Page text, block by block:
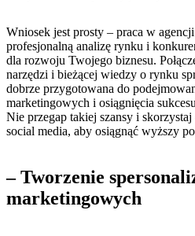
Wniosek ⁣jest prosty – praca w
profesjonalną analizę rynku‌ i
dla rozwoju Twojego biznesu.
narzędzi i⁣ bieżącej wiedzy o ⁢rynku
dobrze ⁢przygotowana ‍do⁢
marketingowych i osiągnięcia
Nie⁢ przegap takiej szansy ⁢i
social media, aby osiągnąć wyższy
– Tworzenie
marketingowych